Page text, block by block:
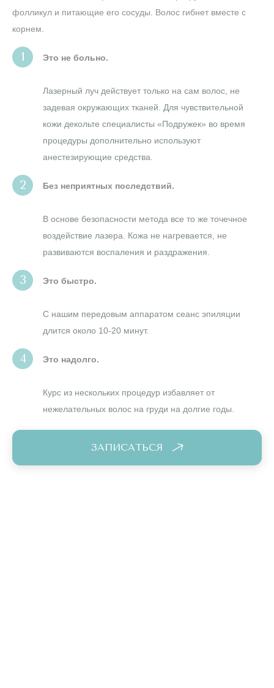
фолликул и питающие его сосуды. Волос гибнет вместе с
корнем.
Это не больно.
Лазерный луч действует только на сам волос, не
задевая окружающих тканей. Для чувствительной
кожи декольте специалисты «Подружек» во время
процедуры дополнительно используют
анестезирующие средства.
Без неприятных последствий.
В основе безопасности метода все то же точечное
воздействие лазера. Кожа не нагревается, не
развиваются воспаления и раздражения.
Это быстро.
С нашим передовым аппаратом сеанс эпиляции
длится около 10-20 минут.
Это надолго.
Курс из нескольких процедур избавляет от
нежелательных волос на груди на долгие годы.
ЗАПИСАТЬСЯ